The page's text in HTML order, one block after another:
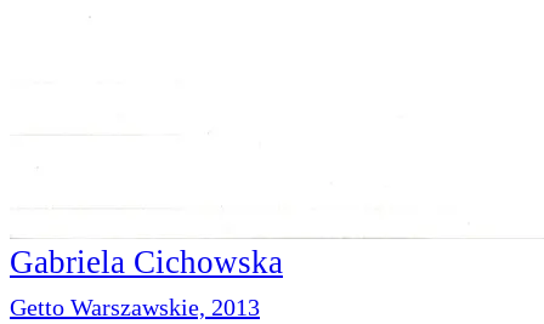
Gabriela Cichowska
Getto Warszawskie, 2013